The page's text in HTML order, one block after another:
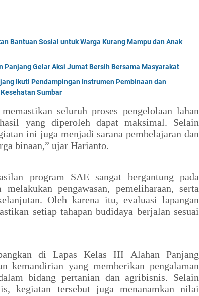
Bantuan Sosial untuk Warga Kurang Mampu dan Anak
Panjang Gelar Aksi Jumat Bersih Bersama Masyarakat
Ikuti Pendampingan Instrumen Pembinaan dan
Sumbar
seluruh proses pengelolaan lahan
yang diperoleh dapat maksimal. Selain
ini juga menjadi sarana pembelajaran dan
binaan,” ujar Harianto.
program SAE sangat bergantung pada
pengawasan, pemeliharaan, serta
Oleh karena itu, evaluasi lapangan
setiap tahapan budidaya berjalan sesuai
di Lapas Kelas III Alahan Panjang
kemandirian yang memberikan pengalaman
bidang pertanian dan agribisnis. Selain
kegiatan tersebut juga menanamkan nilai